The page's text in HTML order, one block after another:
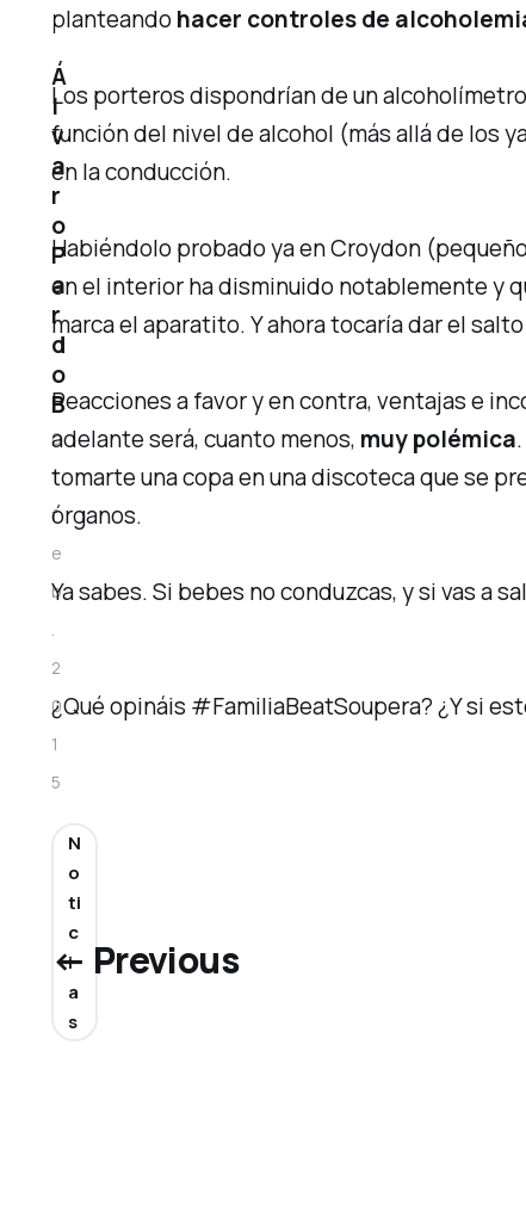
planteandohacer controles de
Los porteros dispondrían de un
función del nivel de alcohol (más allá de los
en la conducción.
Habiéndolo probado ya en Croydon
en el interior ha disminuido notablemente y
marca elaparatito. Y ahora tocaría dar el
Reacciones a favor y en contra, ventajas e
adelante será, cuanto menos, muy polémica
tomarte una copa en una discoteca que se
órganos.
Ya sabes. Si bebes no conduzcas, y si vas a
¿Qué opináis #FamiliaBeatSoupera? ¿Y si
Á
l
v
a
r
o
P
a
r
d
o
B
0
1
f
e
b
.
2
0
1
5
N
o
ti
c
i
a
s
← Previous